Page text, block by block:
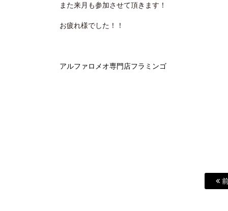
また来月も参加させて頂きます！
お疲れ様でした！！
アルファロメオ専門店フラミンゴ